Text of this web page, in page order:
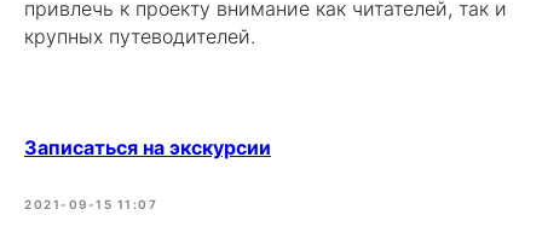
привлечь к проекту внимание как читателей, так и
крупных путеводителей.
Записаться на экскурсии
2021-09-15 11:07